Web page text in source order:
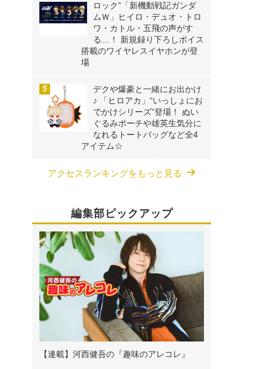
ロック”「新機動戦記ガンダ
ムＷ」ヒイロ・デュオ・トロ
ワ・カトル・五飛の声がす
る…！ 新規録り下ろしボイス
搭載のワイヤレスイヤホンが登
場
デクや爆豪と一緒にお出かけ
♪ 「ヒロアカ」“いっしょにお
でかけシリーズ”登場！ ぬい
ぐるみポーチや雄英生気分に
なれるトートバッグなど全4
アイテム☆
アクセスランキングをもっと見る
編集部ピックアップ
【連載】河西健吾の『趣味のアレコレ』